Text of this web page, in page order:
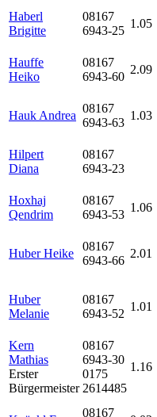
Haberl
Brigitte
08167
6943-25
1.05
Hauffe
Heiko
08167
6943-60
2.09
Hauk Andrea
08167
6943-63
1.03
Hilpert
Diana
08167
6943-23
Hoxhaj
Qendrim
08167
6943-53
1.06
Huber Heike
08167
6943-66
2.01
Huber
Melanie
08167
6943-52
1.01
Kern
Mathias
Erster
Bürgermeister
08167
6943-30
0175
2614485
1.16
08167